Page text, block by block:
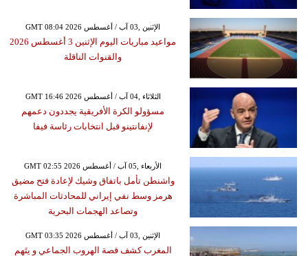
GMT 08:04 2026 الإثنين ,03 آب / أغسطس
مواعيد مباريات اليوم الإثنين 3 أغسطس 2026
والقنوات الناقلة
GMT 16:46 2026 الثلاثاء ,04 آب / أغسطس
مسؤولو الكرة الأفريقية يجددون دعمهم
لإنفانتينو قبل انتخابات رئاسة فيفا
GMT 02:55 2026 الأربعاء ,05 آب / أغسطس
واشنطن تأمل باتفاق وشيك لإعادة فتح مضيق
هرمز وسط نفي إيراني للمحادثات المباشرة
وتصاعد الهجمات البحرية
GMT 03:35 2026 الإثنين ,03 آب / أغسطس
المغرب كشف قصة الهروب الجماعي و يتَهم